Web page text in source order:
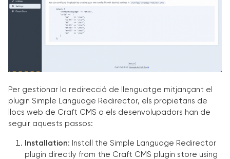
Per gestionar la redirecció de llenguatge mitjançant el
plugin Simple Language Redirector, els propietaris de
llocs web de Craft CMS o els desenvolupadors han de
seguir aquests passos:
Installation: Install the Simple Language Redirector
plugin directly from the Craft CMS plugin store using